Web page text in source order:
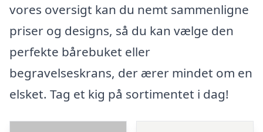
vores oversigt kan du nemt sammenligne
priser og designs, så du kan vælge den
perfekte bårebuket eller
begravelseskrans, der ærer mindet om en
elsket. Tag et kig på sortimentet i dag!